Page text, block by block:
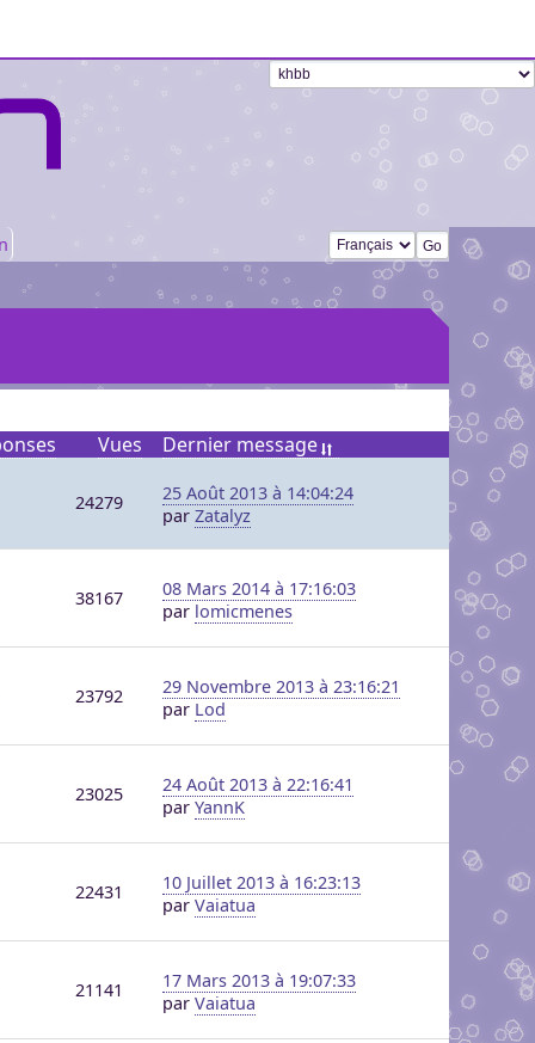
Changer de langue
Vues
Dernier message
24279
25 Août 2013 à 14:04:24
par Zatalyz
38167
08 Mars 2014 à 17:16:03
par lomicmenes
23792
29 Novembre 2013 à 23:16:21
par Lod
23025
24 Août 2013 à 22:16:41
par YannK
22431
10 Juillet 2013 à 16:23:13
par Vaiatua
21141
17 Mars 2013 à 19:07:33
par Vaiatua